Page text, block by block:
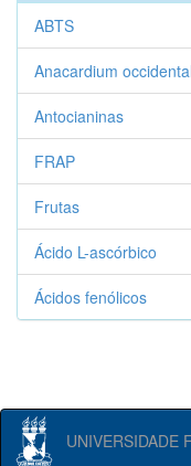
ABTS
Anacardium
Antocianinas
FRAP
Frutas
Ácido L-ascórbico
Ácidos fenólicos
UNIVERSIDADE